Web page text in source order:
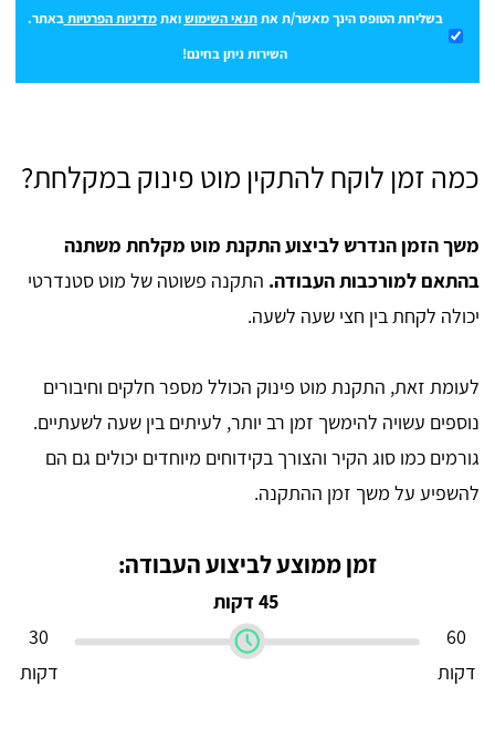
בשליחת הטופס הינך מאשר/ת אתתנאי השימושואתמדיניות הפרטיות באתר.
השירות ניתן בחינם!
כמה זמן לוקח להתקין מוט פינוק במקלחת?
משך הזמן הנדרש לביצוע התקנת מוט מקלחת משתנה
בהתאם למורכבות העבודה. התקנה פשוטה של מוט סטנדרטי
יכולה לקחת בין חצי שעה לשעה.
לעומת זאת, התקנת מוט פינוק הכולל מספר חלקים וחיבורים
נוספים עשויה להימשך זמן רב יותר, לעיתים בין שעה לשעתיים.
גורמים כמו סוג הקיר והצורך בקידוחים מיוחדים יכולים גם הם
להשפיע על משך זמן ההתקנה.
זמן ממוצע לביצוע העבודה:
45 דקות
60
דקות
30
דקות